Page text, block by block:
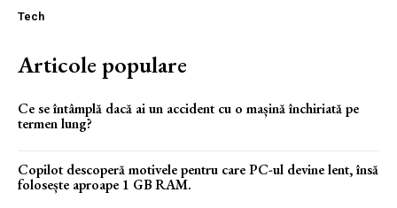
Tech
Articole populare
Ce se întâmplă dacă ai un accident cu o mașină închiriată pe
termen lung?
Copilot descoperă motivele pentru care PC-ul devine lent, însă
folosește aproape 1 GB RAM.